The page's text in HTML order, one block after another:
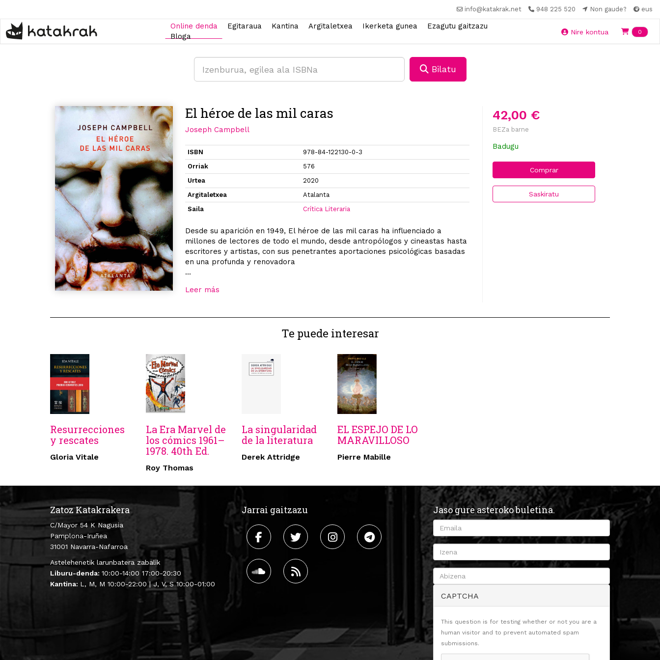
main
content
info@katakrak.net 948 225 520 Non gaude? eus
Online denda Egitaraua Kantina Argitaletxea Ikerketa gunea
Ezagutu gaitzazu
Bloga
Nire kontua 0
Bilatu
42,00 €
BEZa barne
Badugu
Comprar
Saskiratu
El héroe de las mil caras
Joseph Campbell
ISBN
978-84-122130-0-3
Orriak
576
Urtea
2020
Argitaletxea
Atalanta
Saila
Crítica Literaria
Desde su aparición en 1949, El héroe de las mil caras ha influenciado a
millones de lectores de todo el mundo, desde antropólogos y cineastas hasta
escritores y artistas, con sus penetrantes aportaciones psicológicas basadas
en una profunda y renovadora
...
Leer más
Te puede interesar
Resurrecciones
y rescates
Gloria Vitale
La Era Marvel de
los cómics 1961–
1978. 40th Ed.
Roy Thomas
La singularidad
de la literatura
Derek Attridge
EL ESPEJO DE LO
MARAVILLOSO
Pierre Mabille
Zatoz Katakrakera
C/Mayor 54 K Nagusia
Pamplona-Iruñea
31001 Navarra-Nafarroa
Astelehenetik larunbatera zabalik
Liburu-denda: 10:00-14:00 17:00-20:30
Kantina: L, M, M 10:00-22:00 | J, V, S 10:00-01:00
Jarrai gaitzazu Jaso gure asteroko buletina.
CAPTCHA
This question is for testing whether or not you are a
human visitor and to prevent automated spam
submissions.